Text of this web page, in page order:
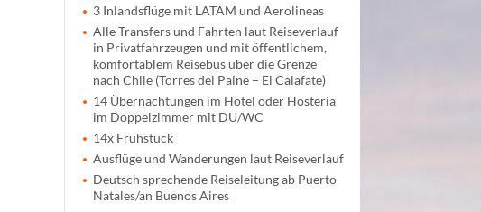
3 Inlandsflüge mit LATAM und Aerolineas
Alle Transfers und Fahrten laut Reiseverlauf
in Privatfahrzeugen und mit öffentlichem,
komfortablem Reisebus über die Grenze
nach Chile (Torres del Paine – El Calafate)
14 Übernachtungen im Hotel oder Hostería
im Doppelzimmer mit DU/WC
14x Frühstück
Ausflüge und Wanderungen laut Reiseverlauf
Deutsch sprechende Reiseleitung ab Puerto
Natales/an Buenos Aires